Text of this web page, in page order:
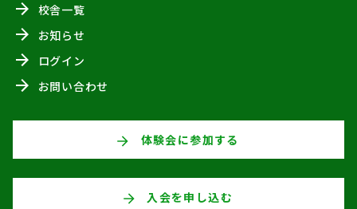
校舎一覧
お知らせ
ログイン
お問い合わせ
体験会に参加する
入会を申し込む